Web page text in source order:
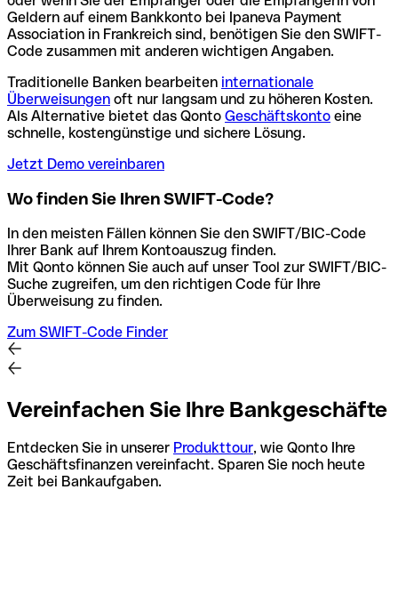
Geldern auf einem Bankkonto bei Ipaneva Payment
Association in Frankreich sind, benötigen Sie den SWIFT-
Code zusammen mit anderen wichtigen Angaben.
Traditionelle Banken bearbeiten internationale
Überweisungen oft nur langsam und zu höheren Kosten.
Als Alternative bietet das Qonto Geschäftskonto eine
schnelle, kostengünstige und sichere Lösung.
Jetzt Demo vereinbaren
Wo finden Sie Ihren SWIFT-Code?
In den meisten Fällen können Sie den SWIFT/BIC-Code
Ihrer Bank auf Ihrem Kontoauszug finden.
Mit Qonto können Sie auch auf unser Tool zur SWIFT/BIC-
Suche zugreifen, um den richtigen Code für Ihre
Überweisung zu finden.
Zum SWIFT-Code Finder
Vereinfachen Sie Ihre Bankgeschäfte
Entdecken Sie in unserer Produkttour, wie Qonto Ihre
Geschäftsfinanzen vereinfacht. Sparen Sie noch heute
Zeit bei Bankaufgaben.